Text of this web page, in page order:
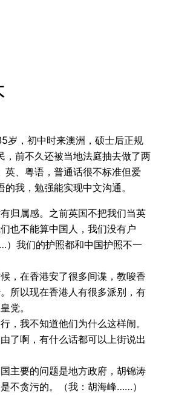
岁，初中时来澳洲，硕士后正规
，前不久还被当地法庭抽去做了两
英、粤语，普通话很不标准但爱
我，勉强能实现中文沟通。
归属感。之前英国不把我们当英
也不能算中国人，我们没有户
）我们的护照都和中国护照不一
，在香港安了很多间谍，教唆香
所以现在香港人有很多派别，有
党。
，我不知道他们为什么这样闹。
了啊，有什么话都可以上街说出
主要的问题是地方政府，胡锦涛
不贪污的。（我：胡海峰……）